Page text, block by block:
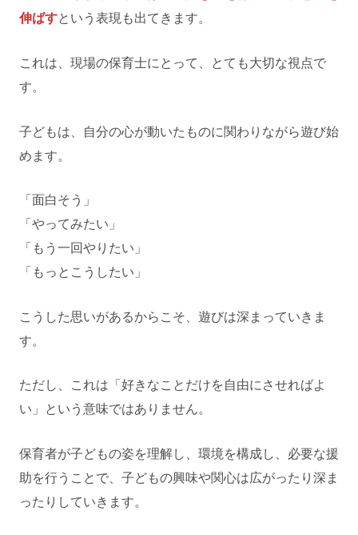
伸ばすという表現も出てきます。
これは、現場の保育士にとって、とても大切な視点で
す。
子どもは、自分の心が動いたものに関わりながら遊び始
めます。
「面白そう」
「やってみたい」
「もう一回やりたい」
「もっとこうしたい」
こうした思いがあるからこそ、遊びは深まっていきま
す。
ただし、これは「好きなことだけを自由にさせればよ
い」という意味ではありません。
保育者が子どもの姿を理解し、環境を構成し、必要な援
助を行うことで、子どもの興味や関心は広がったり深ま
ったりしていきます。